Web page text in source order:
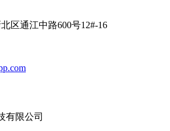
区通江中路600号12#-16
有限公司